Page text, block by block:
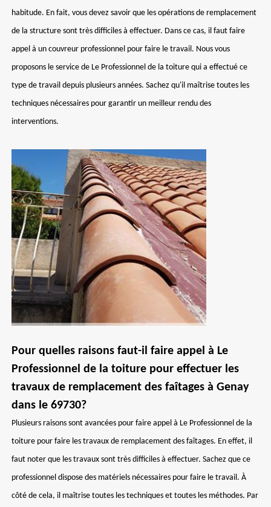
habitude. En fait, vous devez savoir que les opérations de remplacement
de la structure sont très difficiles à effectuer. Dans ce cas, il faut faire
appel à un couvreur professionnel pour faire le travail. Nous vous
proposons le service de Le Professionnel de la toiture qui a effectué ce
type de travail depuis plusieurs années. Sachez qu'il maîtrise toutes les
techniques nécessaires pour garantir un meilleur rendu des
interventions.
Pour quelles raisons faut-il faire appel à Le
Professionnel de la toiture pour effectuer les
travaux de remplacement des faîtages à Genay
dans le 69730?
Plusieurs raisons sont avancées pour faire appel à Le Professionnel de la
toiture pour faire les travaux de remplacement des faîtages. En effet, il
faut noter que les travaux sont très difficiles à effectuer. Sachez que ce
professionnel dispose des matériels nécessaires pour faire le travail. À
côté de cela, il maîtrise toutes les techniques et toutes les méthodes. Par